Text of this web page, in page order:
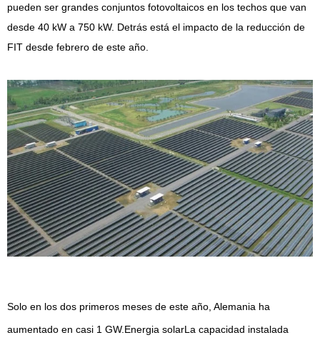
pueden ser grandes conjuntos fotovoltaicos en los techos que van
desde 40 kW a 750 kW. Detrás está el impacto de la reducción de
FIT desde febrero de este año.
Solo en los dos primeros meses de este año, Alemania ha
aumentado en casi 1 GW. Energia solarLa capacidad instalada